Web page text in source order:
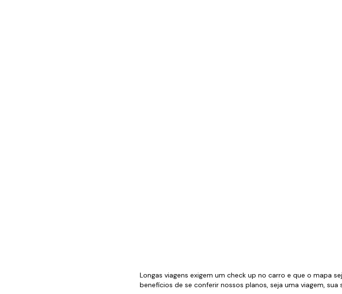
Longas viagens exigem um check up no carro e que o mapa
benefícios de se conferir nossos planos, seja uma viagem,